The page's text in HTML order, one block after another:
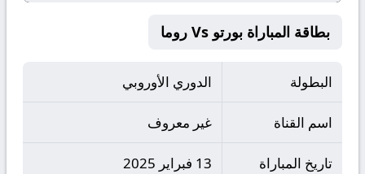
بطاقة المباراة بورتو Vs روما
البطولة الدوري الأوروبي
اسم القناة غير معروف
تاريخ المباراة 13 فبراير 2025